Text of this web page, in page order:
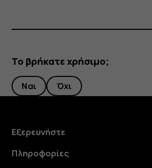
Το βρήκατε χρήσιμο;
Ναι Όχι
Εξερευνήστε
Πληροφορίες